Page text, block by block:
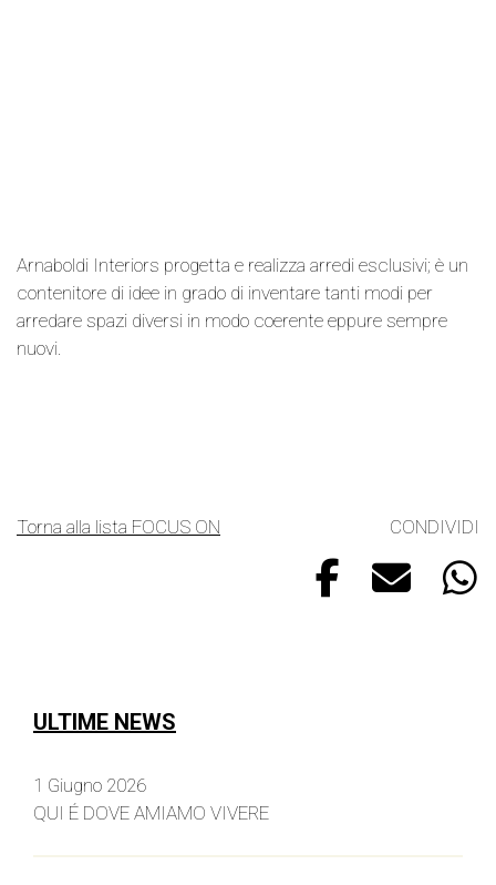
ULTIME NEWS
QUI É DOVE AMIAMO VIVERE
1 Giugno 2026
Arnaboldi Interiors progetta e realizza arredi esclusivi; è un
contenitore di idee in grado di inventare tanti modi per
arredare spazi diversi in modo coerente eppure sempre
nuovi.
Torna alla lista FOCUS ON CONDIVIDI